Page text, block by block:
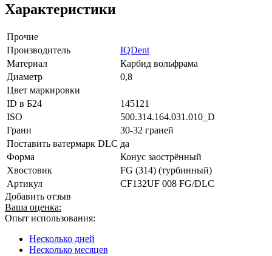
Характеристики
Прочие
Производитель
IQDent
Материал
Карбид вольфрама
Диаметр
0,8
Цвет маркировки
ID в Б24
145121
ISO
500.314.164.031.010_D
Грани
30-32 граней
Поставить ватермарк DLC да
Форма
Конус заострённый
Хвостовик
FG (314) (турбинный)
Артикул
CF132UF 008 FG/DLC
Добавить отзыв
Ваша оценка:
Опыт использования:
Несколько дней
Несколько месяцев